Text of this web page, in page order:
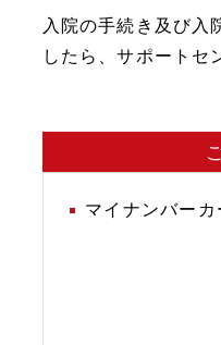
入院の手続き及び入
したら、サポートセ
マイナンバー